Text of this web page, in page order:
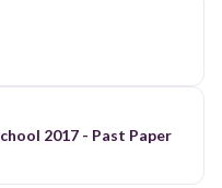
2017 - Past Paper